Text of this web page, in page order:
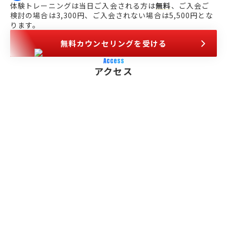
体験トレーニングは当日ご入会される方は無料、ご入会ご
検討の場合は3,300円、ご入会されない場合は5,500円とな
ります。
無料カウンセリングを受ける
Access
アクセス